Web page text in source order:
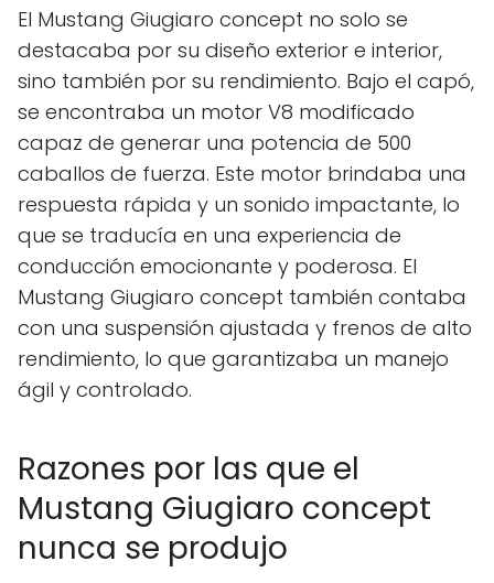
El Mustang Giugiaro concept no solo se
destacaba por su diseño exterior e interior,
sino también por su rendimiento. Bajo el capó,
se encontraba un motor V8 modificado
capaz de generar una potencia de 500
caballos de fuerza. Este motor brindaba una
respuesta rápida y un sonido impactante, lo
que se traducía en una experiencia de
conducción emocionante y poderosa. El
Mustang Giugiaro concept también contaba
con una suspensión ajustada y frenos de alto
rendimiento, lo que garantizaba un manejo
ágil y controlado.
Razones por las que el
Mustang Giugiaro concept
nunca se produjo